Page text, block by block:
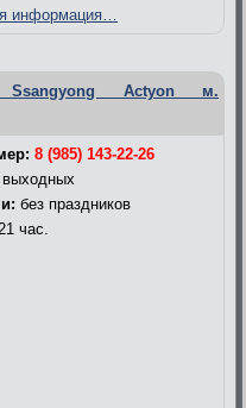
информация…
Ssangyong Actyon м.
8 (985) 143-22-26
выходных
без праздников
час.